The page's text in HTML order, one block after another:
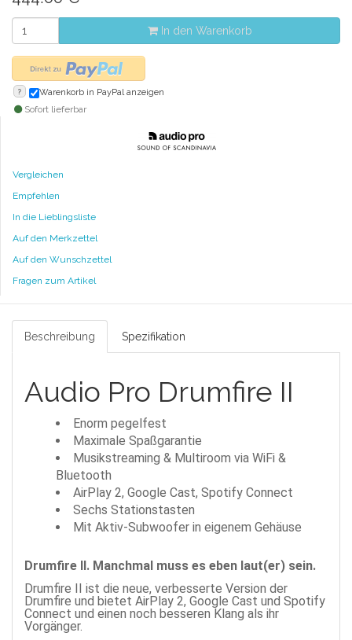
In den Warenkorb
? Warenkorb in PayPal anzeigen
Sofort lieferbar
Vergleichen
Empfehlen
In die Lieblingsliste
Auf den Merkzettel
Auf den Wunschzettel
Fragen zum Artikel
Beschreibung Spezifikation
Audio Pro Drumfire II
Enorm pegelfest
Maximale Spaßgarantie
Musikstreaming & Multiroom via WiFi &
Bluetooth
AirPlay 2, Google Cast, Spotify Connect
Sechs Stationstasten
Mit Aktiv-Subwoofer in eigenem Gehäuse
Drumfire II. Manchmal muss es eben laut(er) sein.
Drumfire II ist die neue, verbesserte Version der
Drumfire und bietet AirPlay 2, Google Cast und Spotify
Connect und einen noch besseren Klang als ihr
Vorgänger.